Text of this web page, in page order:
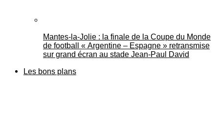
Mantes-la-Jolie : la finale de la Coupe du Monde
de football « Argentine – Espagne » retransmise
sur grand écran au stade Jean-Paul David
Les bons plans